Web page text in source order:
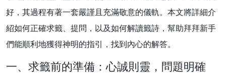
好，其過程有著一套嚴謹且充滿敬意的儀軌。本文將詳細介
紹如何正確求籤、提問，以及如何解讀籤詩，幫助拜拜新手
們能順利地獲得神明的指引，找到內心的解答。
一、求籤前的準備：心誠則靈，問題明確